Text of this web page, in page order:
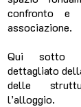
confronto e
associazione.
Qui sotto
dettagliato
delle
l’alloggio.